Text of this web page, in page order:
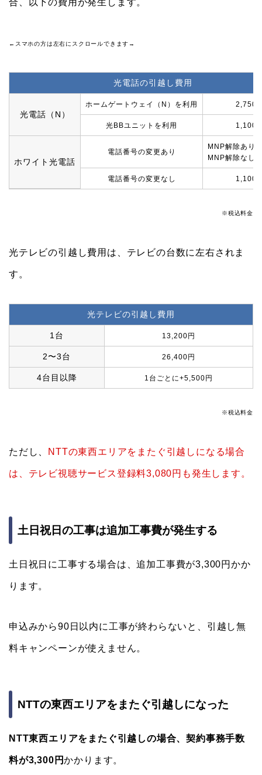
合、以下の費用が発生します。
←スマホの方は左右にスクロールできます→
光電話の引越し費用
光電話（N）
ホームゲートウェイ（N）を利用 2,750
光BBユニットを利用 1,100
ホワイト光電話
電話番号の変更あり
MNP解除あり
MNP解除なし
電話番号の変更なし 1,100
※税込料金
光テレビの引越し費用は、テレビの台数に左右されま
す。
光テレビの引越し費用
1台 13,200円
2〜3台 26,400円
4台目以降 1台ごとに+5,500円
※税込料金
ただし、 NTTの東西エリアをまたぐ引越しになる場合
は、テレビ視聴サービス登録料3,080円も発生します。
土日祝日の工事は追加工事費が発生する
土日祝日に工事する場合は、追加工事費が3,300円かか
ります。
申込みから90日以内に工事が終わらないと、引越し無
料キャンペーンが使えません。
NTTの東西エリアをまたぐ引越しになった
NTT東西エリアをまたぐ引越しの場合、契約事務手数
料が3,300円かかります。